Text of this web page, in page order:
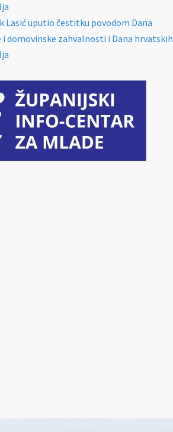
Lasić uputio čestitku povodom Dana
i domovinske zahvalnosti i Dana hrvatskih